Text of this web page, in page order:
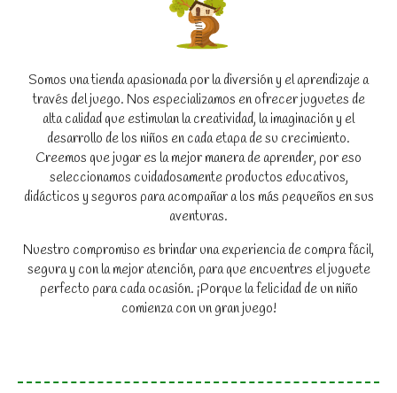
Somos una tienda apasionada por la diversión y el aprendizaje a
través del juego. Nos especializamos en ofrecer juguetes de
alta calidad que estimulan la creatividad, la imaginación y el
desarrollo de los niños en cada etapa de su crecimiento.
Creemos que jugar es la mejor manera de aprender, por eso
seleccionamos cuidadosamente productos educativos,
didácticos y seguros para acompañar a los más pequeños en sus
aventuras.
Nuestro compromiso es brindar una experiencia de compra fácil,
segura y con la mejor atención, para que encuentres el juguete
perfecto para cada ocasión. ¡Porque la felicidad de un niño
comienza con un gran juego!